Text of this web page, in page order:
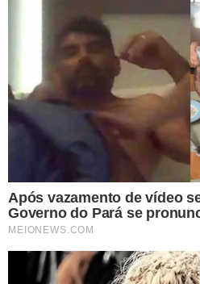
muitas famílias”,
parlamentar.
Além de valorizar a cultura e a
Mercado Municipal contribuirá
economia do município,
empreendedorismo,
ampliando a oferta de serviços